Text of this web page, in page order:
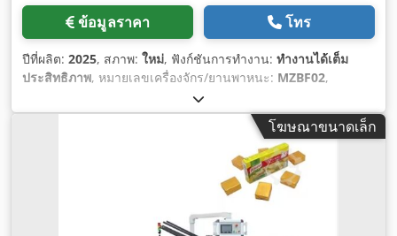
ข้อมูลราคา โทร
ปีที่ผลิต: 2025, สภาพ: ใหม่, ฟังก์ชันการทำงาน: ทำงานได้เต็ม
ประสิทธิภาพ, หมายเลขเครื่องจักร/ยานพาหนะ: MZBF02,
Android Auto, เครื่องหมาย CE
โฆษณาขนาดเล็ก